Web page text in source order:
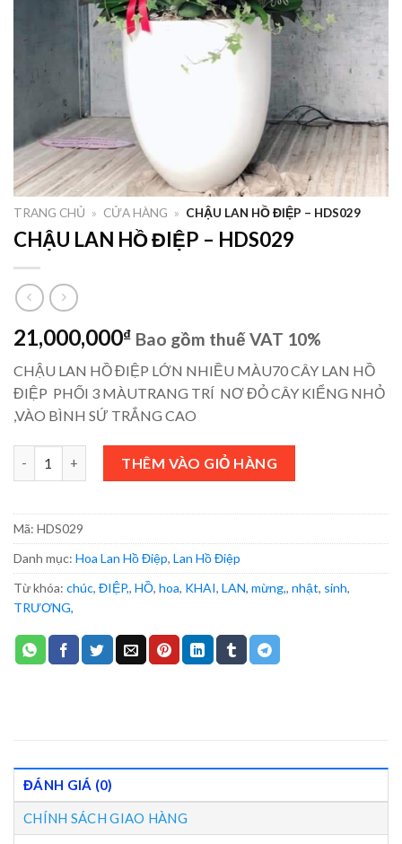
TRANG CHỦ » CỬA HÀNG » CHẬU LAN HỒ ĐIỆP – HDS029
CHẬU LAN HỒ ĐIỆP – HDS029
21,000,000₫ Bao gồm thuế VAT 10%
CHẬU LAN HỒ ĐIỆP LỚN NHIỀU MÀU70 CÂY LAN HỒ
ĐIỆP PHỐI 3 MÀUTRANG TRÍ NƠ ĐỎ CÂY KIỂNG NHỎ
,VÀO BÌNH SỨ TRẮNG CAO
CHẬU LAN HỒ ĐIỆP - HDS029 số lượng
THÊM VÀO GIỎ HÀNG
Mã: HDS029
Danh mục: Hoa Lan Hồ Điệp, Lan Hồ Điệp
Từ khóa: chúc, ĐIỆP,, HỒ, hoa, KHAI, LAN, mừng,, nhật, sinh,
TRƯƠNG,
ĐÁNH GIÁ (0)
CHÍNH SÁCH GIAO HÀNG